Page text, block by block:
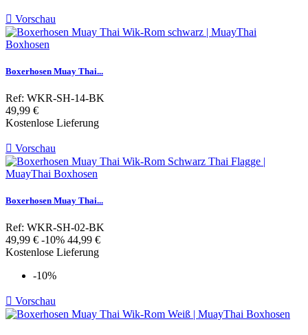
 Vorschau
Boxerhosen Muay Thai...
Ref: WKR-SH-14-BK
Preis
49,99 €
Kostenlose Lieferung
 Vorschau
Boxerhosen Muay Thai...
Ref: WKR-SH-02-BK
Verkaufspreis
49,99 € -10% Preis
44,99 €
Kostenlose Lieferung
-10%
 Vorschau